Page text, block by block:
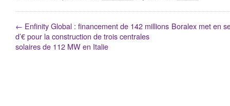
← Enfinity Global : financement de 142 millions
d’€ pour la construction de trois centrales
solaires de 112 MW en Italie
Boralex met en